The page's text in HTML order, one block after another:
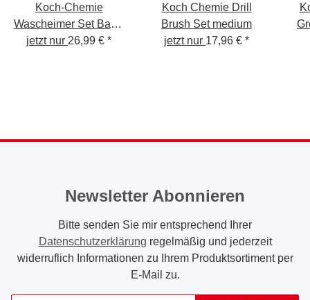
Koch-Chemie
Wascheimer Set Basic
5 GAL
jetzt nur 26,99 € *
Koch Chemie Drill
Brush Set medium
jetzt nur 17,96 € *
Newsletter Abonnieren
Bitte senden Sie mir entsprechend Ihrer
Datenschutzerklärung regelmäßig und jederzeit
widerruflich Informationen zu Ihrem Produktsortiment per
E-Mail zu.